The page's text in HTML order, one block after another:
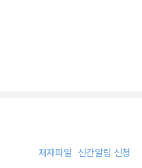
저자파일 신간알림 신청